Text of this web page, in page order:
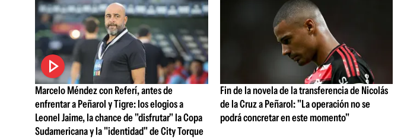
Marcelo Méndez con Referí, antes de
enfrentar a Peñarol y Tigre: los elogios a
Leonel Jaime, la chance de "disfrutar" la Copa
Sudamericana y la "identidad" de City Torque
Fin de la novela de la transferencia de Nicolás
de la Cruz a Peñarol: "La operación no se
podrá concretar en este momento"